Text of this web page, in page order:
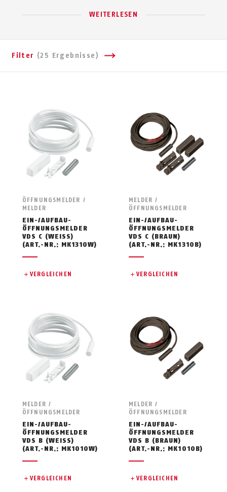
WEITERLESEN
Filter (25 Ergebnisse)
ÖFFNUNGSMELDER /
MELDER
EIN-/AUFBAU-
ÖFFNUNGSMELDER
VDS C (WEISS)
(ART.-NR.: MK1310W)
VERGLEICHEN
MELDER /
ÖFFNUNGSMELDER
EIN-/AUFBAU-
ÖFFNUNGSMELDER
VDS C (BRAUN)
(ART.-NR.: MK1310B)
VERGLEICHEN
MELDER /
ÖFFNUNGSMELDER
EIN-/AUFBAU-
ÖFFNUNGSMELDER
VDS B (WEISS)
(ART.-NR.: MK1010W)
VERGLEICHEN
MELDER /
ÖFFNUNGSMELDER
EIN-/AUFBAU-
ÖFFNUNGSMELDER
VDS B (BRAUN)
(ART.-NR.: MK1010B)
VERGLEICHEN